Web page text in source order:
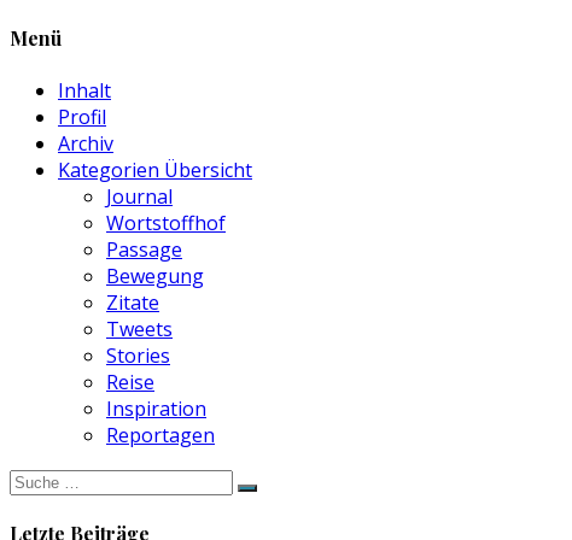
Menü
Inhalt
Profil
Archiv
Kategorien Übersicht
Journal
Wortstoffhof
Passage
Bewegung
Zitate
Tweets
Stories
Reise
Inspiration
Reportagen
Suche
nach:
Letzte Beiträge